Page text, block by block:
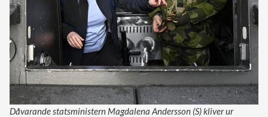
Dåvarande statsministern Magdalena Andersson (S) kliver ur